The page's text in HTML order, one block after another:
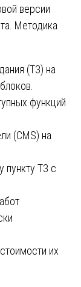
версии
Методика
(ТЗ) на
функций
(CMS) на
пункту ТЗ с
их